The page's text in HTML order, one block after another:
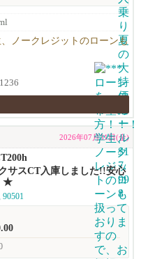
ノークレジットのローンも
2026年07月31日(金)
サスCT入庫しました!!安心
★
90501